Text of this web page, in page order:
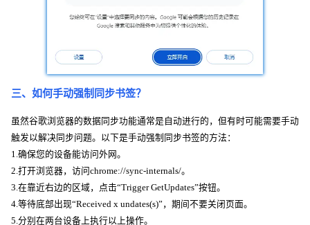
三、如何手动强制同步书签？
虽然谷歌浏览器的数据同步功能通常是自动进行的，但有时可能需要手动
触发以解决同步问题。以下是手动强制同步书签的方法：
1.确保您的设备能访问外网。
2.打开浏览器，访问chrome://sync-internals/。
3.在靠近右边的区域，点击“Trigger GetUpdates”按钮。
4.等待底部出现“Received x undates(s)”，期间不要关闭页面。
5.分别在两台设备上执行以上操作。